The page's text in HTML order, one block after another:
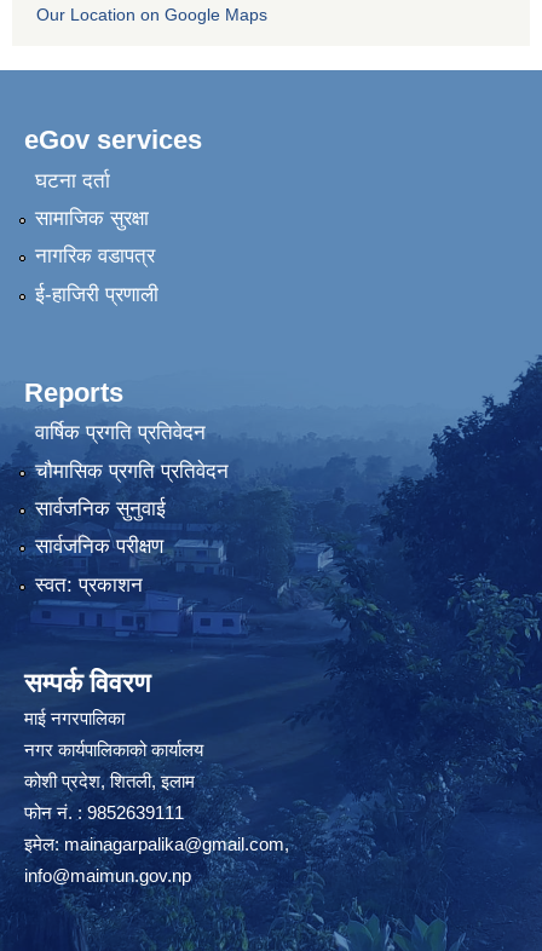
Our Location on Google Maps
eGov services
घटना दर्ता
सामाजिक सुरक्षा
नागरिक वडापत्र
ई-हाजिरी प्रणाली
Reports
वार्षिक प्रगति प्रतिवेदन
चौमासिक प्रगति प्रतिवेदन
सार्वजनिक सुनुवाई
सार्वजनिक परीक्षण
स्वत: प्रकाशन
सम्पर्क विवरण
माई नगरपालिका
नगर कार्यपालिकाको कार्यालय
कोशी प्रदेश, शितली, इलाम
फोन नं. : 9852639111
इमेल:mainagarpalika@gmail.com,
info@maimun.gov.np